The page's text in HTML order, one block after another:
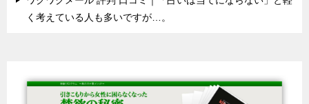
く考えている人も多いですが…。